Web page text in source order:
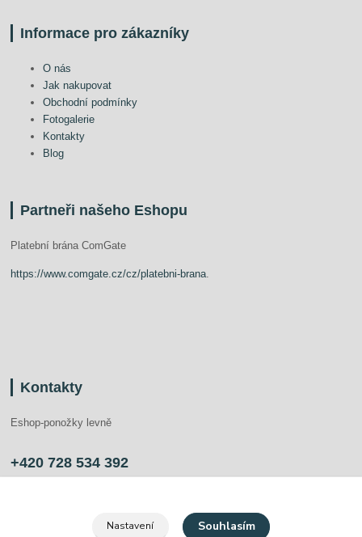
Informace pro zákazníky
O nás
Jak nakupovat
Obchodní podmínky
Fotogalerie
Kontakty
Blog
Partneři našeho Eshopu
Platební brána ComGate
https://www.comgate.cz/cz/platebni-brana
Kontakty
Eshop-ponožky levně
+420 728 534 392
Nastavení Souhlasím